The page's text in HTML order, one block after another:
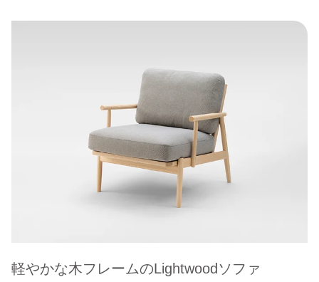
軽やかな木フレームのLightwoodソファ